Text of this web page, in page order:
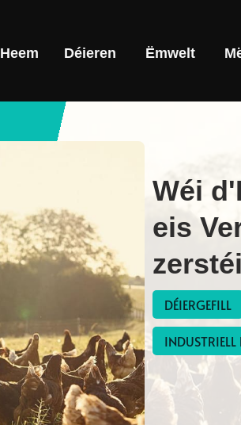
Heem Déieren Ëmwelt
Wéi
eis
DÉIERGEFILL